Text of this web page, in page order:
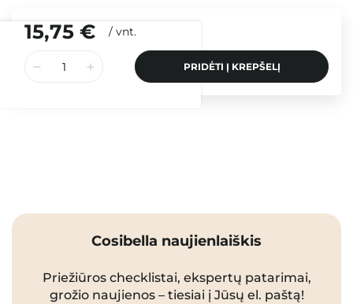
15,75 € / vnt.
PRIDĖTI Į KREPŠELĮ
Cosibella naujienlaiškis
Priežiūros checklistai, ekspertų patarimai,
grožio naujienos – tiesiai į Jūsų el. paštą!